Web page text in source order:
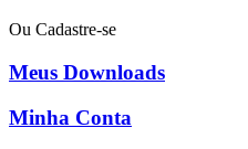
Ou Cadastre-se
Meus Downloads
Minha Conta